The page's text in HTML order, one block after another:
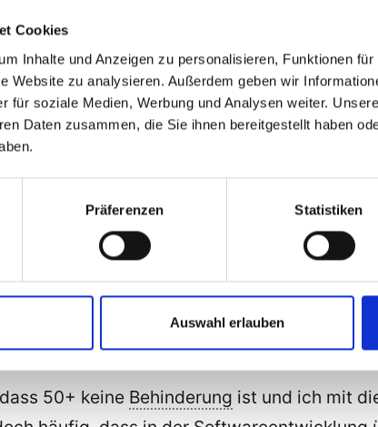
Cookies
Inhalte und Anzeigen zu personalisieren, Funktionen
Website zu analysieren. Außerdem geben wir
für soziale Medien, Werbung und Analysen weiter.
Daten zusammen, die Sie ihnen bereitgestellt haben
Präferenzen Statistiken
Auswahl erlauben
bringen. Sämtliche Behörden sind seit
sein
barrierefreie Software verkaufen ….
hat das lesen genau soviel Spass
die Standardsoftware barrierefrei wird.
Wie kann eine
Entwicklung: 50+“ habe ich erklärt,
Sie wie Software entwickelt werden
50+ keine Behinderung ist und ich mit